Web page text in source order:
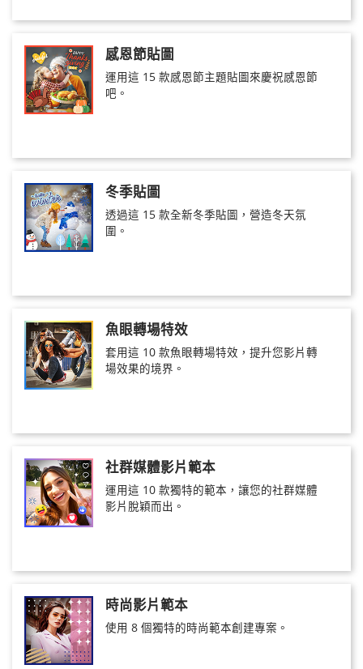
感恩節貼圖
運用這 15 款感恩節主題貼圖來慶祝感恩節
吧。
冬季貼圖
透過這 15 款全新冬季貼圖，營造冬天氛
圍。
魚眼轉場特效
套用這 10 款魚眼轉場特效，提升您影片轉
場效果的境界。
社群媒體影片範本
運用這 10 款獨特的範本，讓您的社群媒體
影片脫穎而出。
時尚影片範本
使用 8 個獨特的時尚範本創建專案。